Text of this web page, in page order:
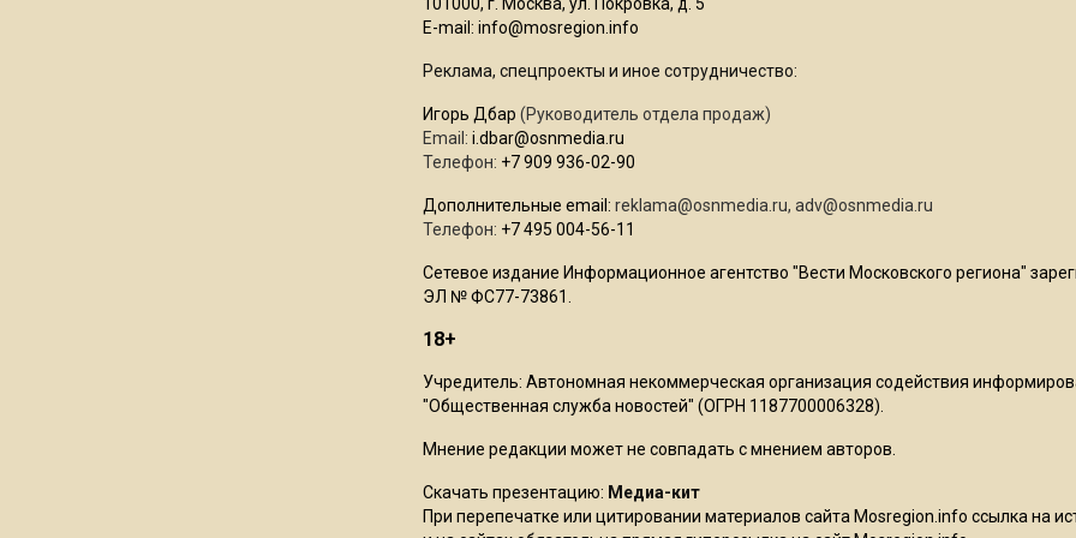
E-mail: info@mosregion.info
Реклама, спецпроекты и иное сотрудничество:
Игорь Дбар (Руководитель отдела продаж)
Email: i.dbar@osnmedia.ru
Телефон: +7 909 936-02-90
Дополнительные email: reklama@osnmedia.ru, adv@osnmedia.ru
Телефон: +7 495 004-56-11
Сетевое издание Информационное агентство "Вести Московского региона"
ЭЛ № ФС77-73861.
18+
Учредитель: Автономная некоммерческая организация содействия
"Общественная служба новостей" (ОГРН 1187700006328).
Мнение редакции может не совпадать с мнением авторов.
Скачать презентацию: Медиа-кит
При перепечатке или цитировании материалов сайта Mosregion.info ссылка на